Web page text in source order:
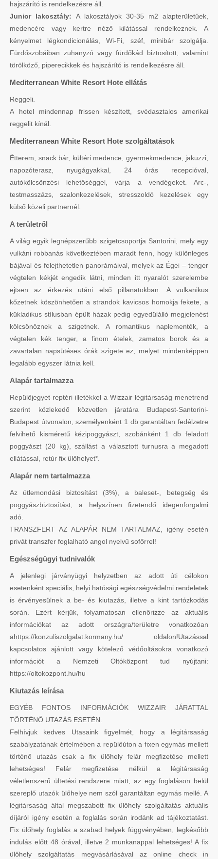
hajszárító is rendelkezésre áll.
Junior lakosztály: A lakosztályok 30-35 m2 alapterületűek,
medencére vagy kertre néző kilátással rendelkeznek. A
kényelmet légkondicionálás, Wi-Fi, széf, minibár szolgálja.
Fürdőszobáiban zuhanyzó vagy fürdőkád biztosított, valamint
törölköző, piperecikkek és hajszárító is rendelkezésre áll.
Mediterranean White Resort Hote ellátás
Reggeli.
A hotel mindennap frissen készített, svédasztalos amerikai
reggelit kínál.
Mediterranean White Resort Hote szolgáltatások
Étterem, snack bár, kültéri medence, gyermekmedence, jakuzzi,
napozóterasz, nyugágyakkal, 24 órás recepcióval,
autókölcsönzési lehetőséggel, várja a vendégeket. Arc-,
testmasszázs, szalonkezelések, stresszoldó kezelések egy
külső közeli partnernél.
A területről
A világ egyik legnépszerűbb szigetcsoportja Santorini, mely egy
vulkáni robbanás következtében maradt fenn, hogy különleges
bájával és felejthetetlen panorámáival, melyek az Égei – tenger
végtelen kékjét engedik látni, minden itt nyaralót szerelembe
ejtsen az érkezés utáni első pillanatokban. A vulkanikus
kőzetnek köszönhetően a strandok kavicsos homokja fekete, a
kükladikus stílusban épült házak pedig egyedülálló megjelenést
kölcsönöznek a szigetnek. A romantikus naplementék, a
végtelen kék tenger, a finom ételek, zamatos borok és a
zavartalan napsütéses órák szigete ez, melyet mindenképpen
legalább egyszer látnia kell.
Alapár tartalmazza
Repülőjegyet reptéri illetékkel a Wizzair légitársaság menetrend
szerint közlekedő közvetlen járatára Budapest-Santorini-
Budapest útvonalon, személyenként 1 db garantáltan fedélzetre
felvihető kisméretű kézipoggyászt, szobánként 1 db feladott
poggyászt (20 kg), szállást a választott turnusra a megadott
ellátással, retúr fix ülőhelyet*.
Alapár nem tartalmazza
Az útlemondási biztosítást (3%), a baleset-, betegség és
poggyászbiztosítást, a helyszínen fizetendő idegenforgalmi
adó.
TRANSZFERT AZ ALAPÁR NEM TARTALMAZ, igény esetén
privát transzfer foglalható angol nyelvű sofőrrel!
Egészségügyi tudnivalók
A jelenlegi járványügyi helyzetben az adott úti célokon
esetenként speciális, helyi hatósági egészségvédelmi rendeletek
is érvényesülnek a be- és kiutazás, illetve a kint tartózkodás
során. Ezért kérjük, folyamatosan ellenőrizze az aktuális
információkat az adott országra/területre vonatkozóan
ahttps://konzuliszolgalat.kormany.hu/ oldalon!Utazással
kapcsolatos ajánlott vagy kötelező védőoltásokra vonatkozó
információt a Nemzeti Oltóközpont tud nyújtani:
https://oltokozpont.hu/hu
Kiutazás leírása
EGYÉB FONTOS INFORMÁCIÓK WIZZAIR JÁRATTAL
TÖRTÉNŐ UTAZÁS ESETÉN:
Felhívjuk kedves Utasaink figyelmét, hogy a légitársaság
szabályzatának értelmében a repülőúton a fixen egymás mellett
történő utazás csak a fix ülőhely felár megfizetése mellett
lehetséges! Felár megfizetése nélkül a légitársaság
véletlenszerű ültetési rendszere miatt, az egy foglaláson belül
szereplő utazók ülőhelye nem szól garantáltan egymás mellé. A
légitársaság által megszabott fix ülőhely szolgáltatás aktuális
díjáról igény esetén a foglalás során irodánk ad tájékoztatást.
Fix ülőhely foglalás a szabad helyek függvényében, legkésőbb
indulás előtt 48 órával, illetve 2 munkanappal lehetséges! A fix
ülőhely szolgáltatás megvásárlásával az online check in